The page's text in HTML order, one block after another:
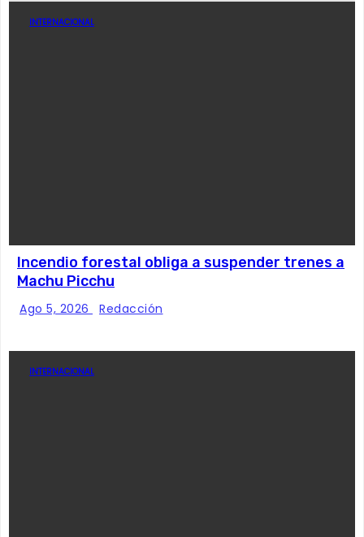
INTERNACIONAL
Incendio forestal obliga a suspender trenes a
Machu Picchu
Ago 5, 2026 Redacción
INTERNACIONAL